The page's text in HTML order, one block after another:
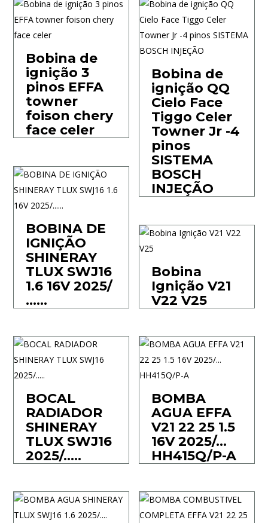
Bobina de
ignição 3
pinos EFFA
towner
foison chery
face celer
Bobina de
ignição QQ
Cielo Face
Tiggo Celer
Towner Jr -4
pinos
SISTEMA
BOSCH
INJEÇÃO
BOBINA DE
IGNIÇÃO
SHINERAY
TLUX SWJ16
1.6 16V 2025/
……
Bobina
Ignição V21
V22 V25
BOCAL
RADIADOR
SHINERAY
TLUX SWJ16
2025/…..
BOMBA
AGUA EFFA
V21 22 25 1.5
16V 2025/…
HH415Q/P-A